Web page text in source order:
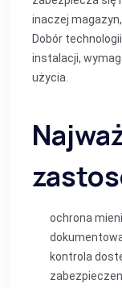
inaczej
Dobór
instalacji,
użycia.
ochrona
kontrola